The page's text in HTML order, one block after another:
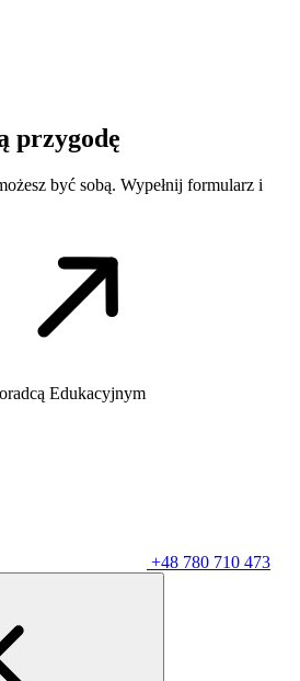
przygodę
być sobą. Wypełnij formularz i
Edukacyjnym
+48 780 710 473